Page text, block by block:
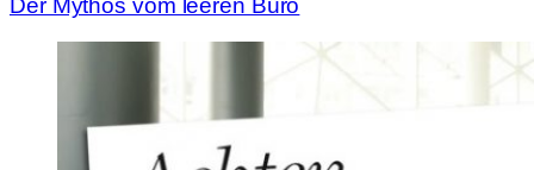
Der Mythos vom leeren Büro